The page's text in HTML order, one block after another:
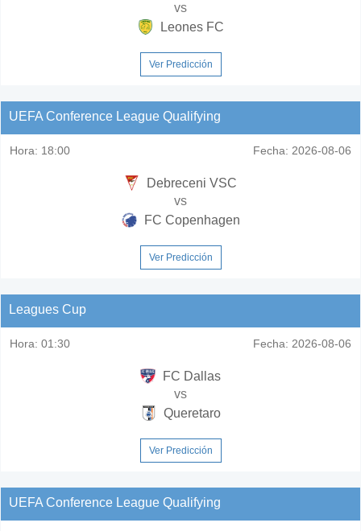
vs
Leones FC
Ver Predicción
UEFA Conference League Qualifying
Hora: 18:00 Fecha: 2026-08-06
Debreceni VSC
vs
FC Copenhagen
Ver Predicción
Leagues Cup
Hora: 01:30 Fecha: 2026-08-06
FC Dallas
vs
Queretaro
Ver Predicción
UEFA Conference League Qualifying